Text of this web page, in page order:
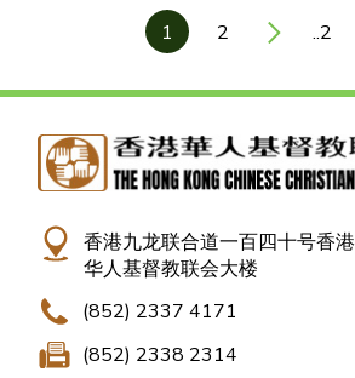
1 2 ..2
香港九龙联合道一百四十号香港
华人基督教联会大楼
(852) 2337 4171
(852) 2338 2314